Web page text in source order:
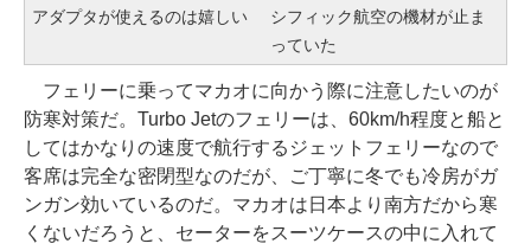
アダプタが使えるのは嬉しい
シフィック航空の機材が止ま
っていた
フェリーに乗ってマカオに向かう際に注意したいのが
防寒対策だ。Turbo Jetのフェリーは、60km/h程度と船と
してはかなりの速度で航行するジェットフェリーなので
客席は完全な密閉型なのだが、ご丁寧に冬でも冷房がガ
ンガン効いているのだ。マカオは日本より南方だから寒
くないだろうと、セーターをスーツケースの中に入れて